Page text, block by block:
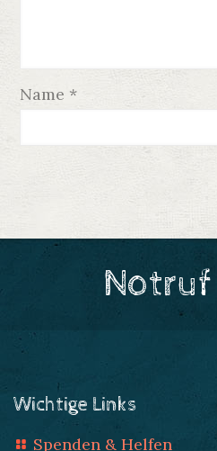
Name *
Notruf
Wichtige Links
Spenden & Helfen